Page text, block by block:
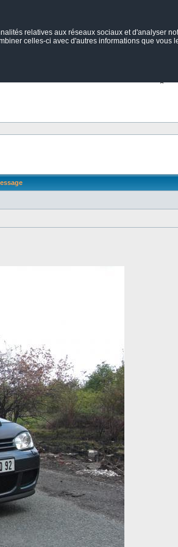
relatives aux réseaux sociaux et d'analyser
celles-ci avec d'autres informations que vous